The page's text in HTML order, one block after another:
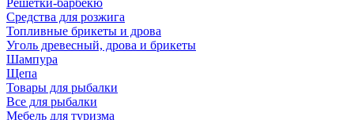
Решетки-барбекю
Средства для розжига
Топливные брикеты и дрова
Уголь древесный, дрова и брикеты
Шампура
Щепа
Товары для рыбалки
Все для рыбалки
Мебель для туризма